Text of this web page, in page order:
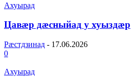
Ахуырад
Цавæр дæсныйад у хуыздæр
Рæстдзинад - 17.06.2026
0
Ахуырад